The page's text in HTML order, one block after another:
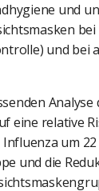
und
und bei
Analyse
eine relative
um
und die